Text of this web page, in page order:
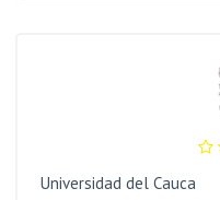
Universidad del Cauca